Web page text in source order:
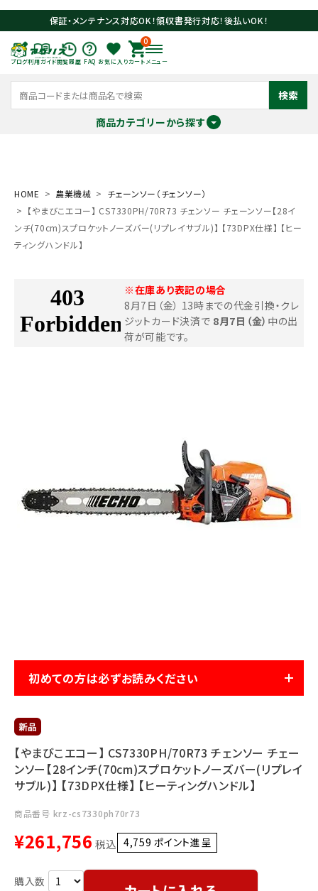
保証・メンテナンス対応OK！領収書発行対応！後払いOK！
ブログ利用ガイド閲覧履歴 FAQ お気に入り
0
カート メニュー
検索
商品カテゴリーから探す
search
作業用品
メールでのお問い合わせ
info@agriz.net
FAXでのご注文
0739-72-4532
HOME 農業機械
チェーンソー（チェンソー）
【やまびこエコー】 CS7330PH/70R73 チェンソー チェーンソー【28イ
ンチ(70cm)スプロケットノーズバー(リプレイサブル)】 【73DPX仕様】 【ヒー
ティングハンドル】
※在庫あり表記の場合
8月7日（金） 13時までの代金引換・クレ
ジットカード決済で 8月7日（金） 中の出
荷が可能です。
初めての方は必ずお読みください
【やまびこエコー】 CS7330PH/70R73 チェンソー チェー
ンソー【28インチ(70cm)スプロケットノーズバー(リプレイ
サブル)】 【73DPX仕様】 【ヒーティングハンドル】
商品番号 krz-cs7330ph70r73
¥261,756 税込 4,759 ポイント進呈 ]